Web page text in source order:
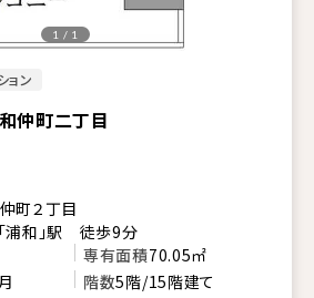
ョン
仲町二丁目
1 / 1
町２丁目
浦和」駅 徒歩9分
専有面積70.05㎡
階数5階/15階建て